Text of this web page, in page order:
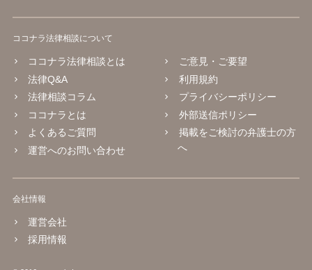
ココナラ法律相談について
ココナラ法律相談とは
法律Q&A
法律相談コラム
ココナラとは
よくあるご質問
運営へのお問い合わせ
ご意見・ご要望
利用規約
プライバシーポリシー
外部送信ポリシー
掲載をご検討の弁護士の方
へ
会社情報
運営会社
採用情報